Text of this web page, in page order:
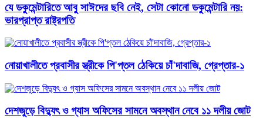
যে ডকুমেন্টারিতে আবু সাঈদের ছবি নেই, সেটা কোনো ডকুমেন্টারি নয়:
ভারপ্রাপ্ত রাষ্ট্রপতি
নোয়াখালীতে প্রবাসীর স্ত্রীকে পি'প্তল ঠেকিয়ে চাঁ'দাবাজি, গ্রেপ্তার-১
দেশজুড়ে বিদ্যুৎ ও গ্যাস অফিসের সামনে অবস্থান নেবে ১১ দলীয় জোট